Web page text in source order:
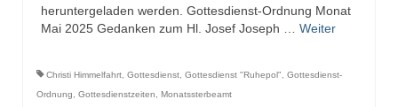
heruntergeladen werden. Gottesdienst-Ordnung Monat
Mai 2025 Gedanken zum Hl. Josef Joseph … Weiter
Christi Himmelfahrt, Gottesdienst, Gottesdienst "Ruhepol", Gottesdienst-
Ordnung, Gottesdienstzeiten, Monatssterbeamt